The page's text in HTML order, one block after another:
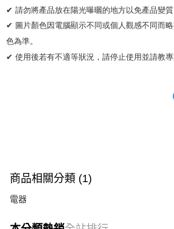
✔ 請勿將產品放在陽光曝曬的地方以免產品變質
✔ 圖片顏色因電腦顯示不同或個人觀感不同而
色為準。
✔ 使用後若有不適等狀況，請停止使用並請教專
商品相關分類 (1)
電器